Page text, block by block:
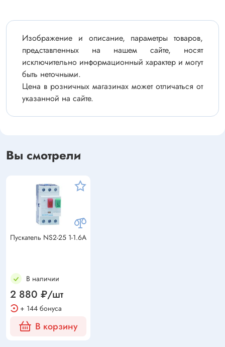
Изображение и описание, параметры товаров,
представленных на нашем сайте, носят
исключительно информационный характер и могут
быть неточными.
Цена в розничных магазинах может отличаться от
указанной на сайте.
Вы смотрели
Пускатель NS2-25 1-1.6A
В наличии
2 880 ₽/шт
+ 144 бонуса
В корзину